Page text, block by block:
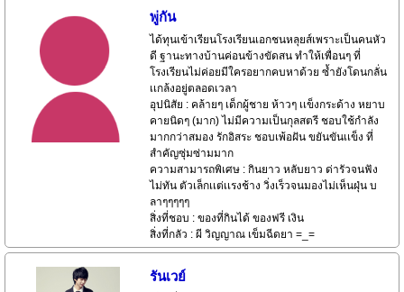
พู่กัน
ได้ทุนเข้าเรียนโรงเรียนเอกชนหลุยส์เพราะเป็นคนหัว
ดี ฐานะทางบ้านค่อนข้างขัดสน ทำให้เพื่อนๆ ที่
โรงเรียนไม่ค่อยมีใครอยากคบหาด้วย ซ้ำยังโดนกลั่น
เเกล้งอยู่ตลอดเวลา
อุปนิสัย : คล้ายๆ เด็กผู้ชาย ห้าวๆ เเข็งกระด้าง หยาบ
คายนิดๆ (มาก) ไม่มีความเป็นกุลสตรี ชอบใช้กำลัง
มากกว่าสมอง รักอิสระ ชอบเพ้อฝัน ขยันขันเเข็ง ที่
สำคัญซุ่มซ่ามมาก
ความสามารถพิเศษ : กินยาว หลับยาว ด่ารัวจนฟัง
ไม่ทัน ตัวเล็กเเต่เเรงช้าง วิ่งเร็วจนมองไม่เห็นฝุ่น บ
ลาๆๆๆๆๆ
สิ่งที่ชอบ : ของที่กินได้ ของฟรี เงิน
สิ่งที่กลัว : ผี วิญญาณ เข็มฉีดยา =_=
รันเวย์